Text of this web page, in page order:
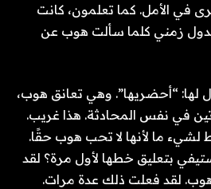
في الأمل. كما تعلمون، كانت
زمني كلما سألت هوب عن
لها: “أحضريها”. وهي تعانق هوب،
في نفس المحادثة. هذا غريب.
ما لأنها لا تحب هوب حقًا.
بتعليق خطها لأول مرة؟ لقد
لقد فعلت ذلك عدة مرات.